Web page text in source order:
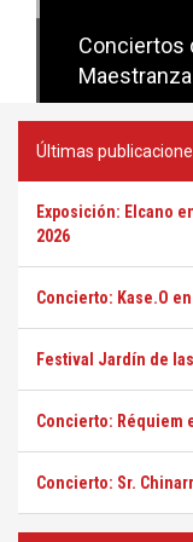
Conciertos
Sevilla
Últimas
Exposición: Elcano
2026
Concierto: Kase.O
Festival Jardín de
Concierto: Réquiem
Concierto: Sr.